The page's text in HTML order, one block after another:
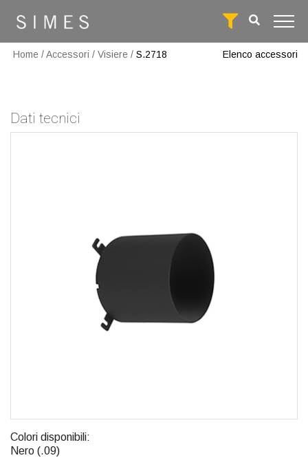
Home /Accessori / Visiere / S.2718 Elenco accessori
Dati tecnici
Colori disponibili:
Nero (.09)